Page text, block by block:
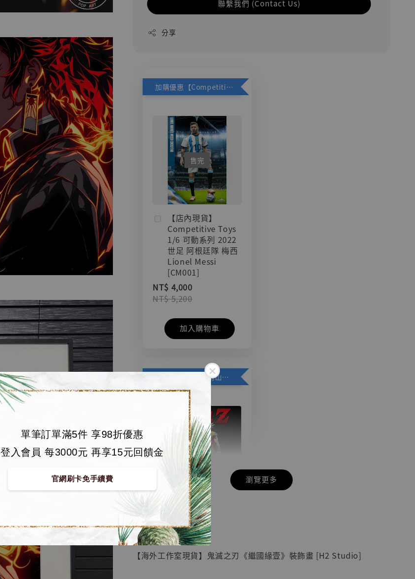
單筆訂單滿5件 享98折優惠
登入會員 每3000元 再享15元回饋金
官網刷卡免手續費
聯繫我們 (Contact Us)
分享
加購優惠【Competitive Toys 梅西 [CM001]】
售完
【店內現貨】
Competitive Toys
1/6 可動系列 2022
世足 阿根廷隊 梅西
Lionel Messi
[CM001]
NT$ 4,000
NT$ 5,200
加入購物車
加購優惠【悟空 鳥山明紀念款 [奇蹟工作室]】
【店內現貨】七龍珠
系列蒐藏雕像 悟空
鳥山明紀念款 [奇蹟
工作室]
NT$ 4,280
- +
瀏覽更多
🏝【無人島玩具】
【海外工作室現貨】鬼滅之刃《繼國緣壹》裝飾畫 [H2 Studio]